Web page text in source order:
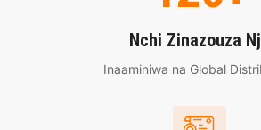
Nchi Zinazouza
Inaaminiwa na Global